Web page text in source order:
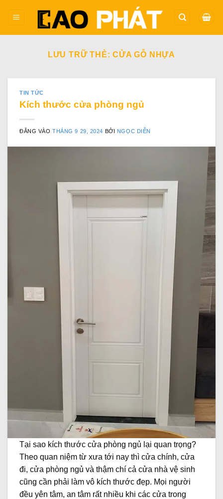
LƯU TRỮ THẺ:CỬA GỖ NHỰA
TIN TỨC
Kích thước cửa phòng ngủ
ĐĂNG VÀOTHÁNG 9 29, 2024 BỞI NGỌC DIỄN
Tại sao kích thước cửa phòng ngủ lại quan trọng?
Theo quan niệm từ xưa tới nay thì cửa chính, cửa
đi, cửa phòng ngủ và thậm chí cả cửa nhà vệ sinh
cũng cần phải làm vô kích thước đẹp. Mọi người
đều yên tâm, an tâm rất nhiều khi các cửa trong